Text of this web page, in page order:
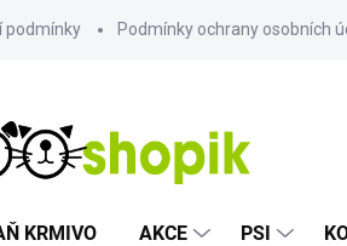
podmínky Podmínky ochrany osobních
KRMIVO AKCE PSI